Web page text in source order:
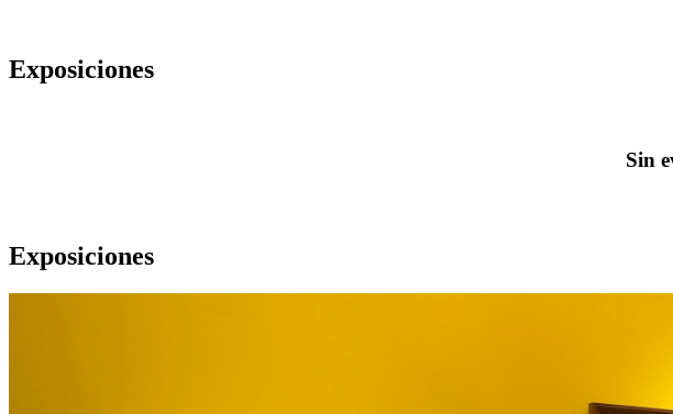
Exposiciones
Sin
Exposiciones